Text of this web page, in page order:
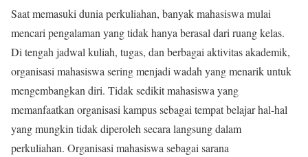
Saat memasuki dunia perkuliahan, banyak mahasiswa mulai
mencari pengalaman yang tidak hanya berasal dari ruang kelas.
Di tengah jadwal kuliah, tugas, dan berbagai aktivitas akademik,
organisasi mahasiswa sering menjadi wadah yang menarik untuk
mengembangkan diri. Tidak sedikit mahasiswa yang
memanfaatkan organisasi kampus sebagai tempat belajar hal-hal
yang mungkin tidak diperoleh secara langsung dalam
perkuliahan. Organisasi mahasiswa sebagai sarana